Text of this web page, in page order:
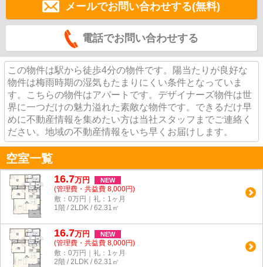
メールでお問い合わせする(無料)
電話でお問い合わせする
この物件は駅から徒歩4分の物件です。陽当たりが良好な
物件は梅雨時期の湿気もたまりにくい条件となっていま
す。こちらの物件はアパートです。デザイナーズ物件は世
界に一つだけの魅力溢れた素敵な物件です。できるだけ早
めに不動産情報を集めたい方は当社スタッフまでご連絡く
ださい。地域の不動産情報をいち早くお届けします。
空室一覧
16.7万円 NEW
(管理費・共益費 8,000円)
敷：0万円｜礼：1ヶ月
1階 / 2LDK / 62.31㎡
16.7万円 NEW
(管理費・共益費 8,000円)
敷：0万円｜礼：1ヶ月
2階 / 2LDK / 62.31㎡